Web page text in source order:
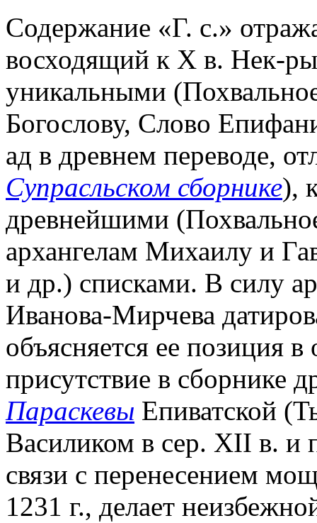
Содержание «Г. с.»
восходящий к X в. Нек-
уникальными
Богослову, Слово
ад в древнем переводе,
Супрасльском сборнике),
древнейшими
архангелам Михаилу и
и др.) списками. В силу
Иванова-Мирчева
объясняется ее позиция
присутствие в сборнике
Параскевы Епиватской
Василиком в сер. XII в. и
связи с перенесением
1231 г., делает